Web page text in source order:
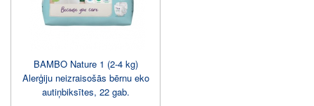
BAMBO Nature 1 (2-4 kg)
Alerģiju neizraisošās bērnu eko
autiņbiksītes, 22 gab.